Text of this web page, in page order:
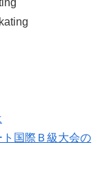
国際Ｂ級大会の